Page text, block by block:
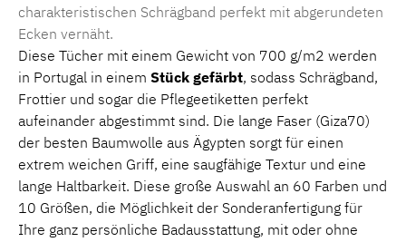
charakteristischen Schrägband perfekt mit abgerundeten
Ecken vernäht.
Diese Tücher mit einem Gewicht von 700 g/m2 werden
in Portugal in einem Stück gefärbt, sodass Schrägband,
Frottier und sogar die Pflegeetiketten perfekt
aufeinander abgestimmt sind. Die lange Faser (Giza70)
der besten Baumwolle aus Ägypten sorgt für einen
extrem weichen Griff, eine saugfähige Textur und eine
lange Haltbarkeit. Diese große Auswahl an 60 Farben und
10 Größen, die Möglichkeit der Sonderanfertigung für
Ihre ganz persönliche Badausstattung, mit oder ohne